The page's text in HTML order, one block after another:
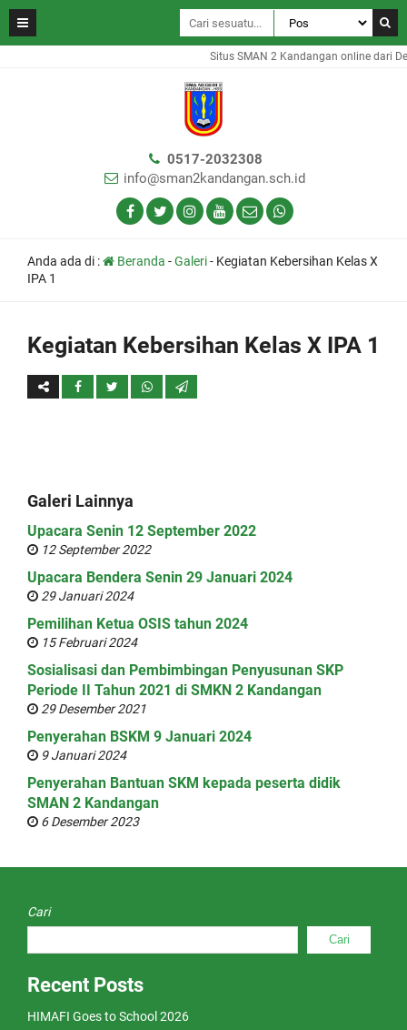
Situs SMAN 2 Kandangan online dari
0517-2032308
info@sman2kandangan.sch.id
Anda ada di : Beranda -Galeri- Kegiatan Kebersihan Kelas X
IPA 1
Kegiatan Kebersihan Kelas X IPA 1
Galeri Lainnya
Upacara Senin 12 September 2022
12 September 2022
Upacara Bendera Senin 29 Januari 2024
29 Januari 2024
Pemilihan Ketua OSIS tahun 2024
15 Februari 2024
Sosialisasi dan Pembimbingan Penyusunan SKP
Periode II Tahun 2021 di SMKN 2 Kandangan
29 Desember 2021
Penyerahan BSKM 9 Januari 2024
9 Januari 2024
Penyerahan Bantuan SKM kepada peserta didik
SMAN 2 Kandangan
6 Desember 2023
Cari
Cari
Recent Posts
HIMAFI Goes to School 2026